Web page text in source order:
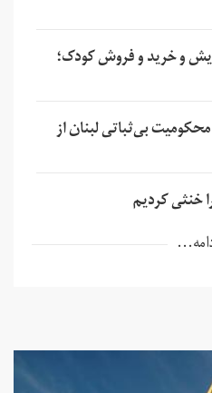
و خرید و فروش کودک؛
محکومیت بی‌ثباتی لبنان از
خنثی کردیم